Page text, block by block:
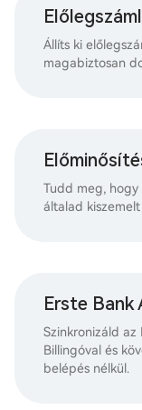
Állíts ki
magabiztosan
Tudd meg, hogy
általad
Erste Bank
Szinkronizáld az
Billingóval és
belépés nélkül.